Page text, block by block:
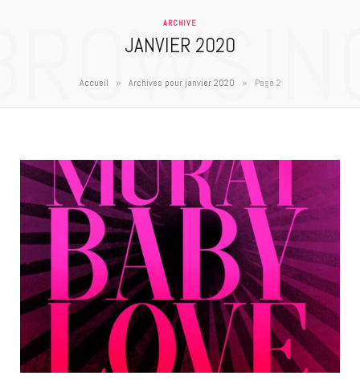
ARCHIVE
JANVIER 2020
Accueil » Archives pour janvier 2020 » Page 2